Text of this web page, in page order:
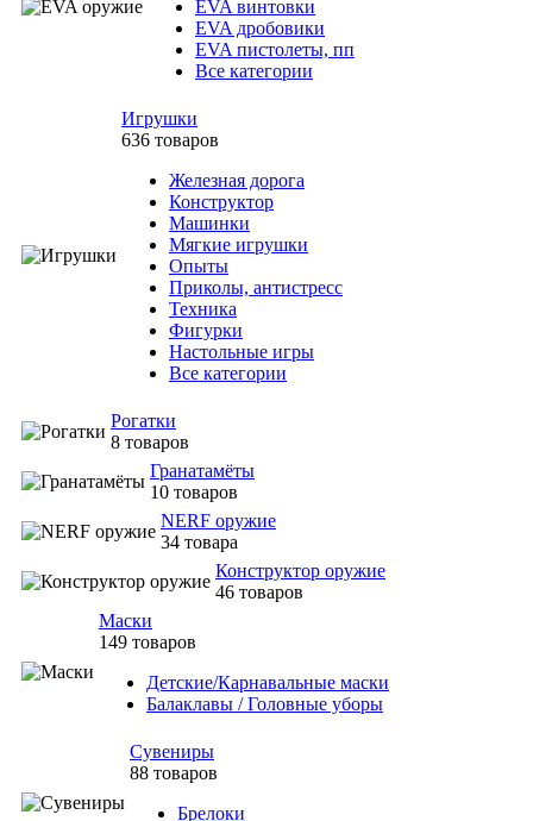
EVA винтовки
EVA дробовики
EVA пистолеты, пп
Все категории
Игрушки
636 товаров
Железная дорога
Конструктор
Машинки
Мягкие игрушки
Опыты
Приколы, антистресс
Техника
Фигурки
Настольные игры
Все категории
Рогатки
8 товаров
Гранатамёты
10 товаров
NERF оружие
34 товара
Конструктор оружие
46 товаров
Маски
149 товаров
Детские/Карнавальные маски
Балаклавы / Головные уборы
Сувениры
88 товаров
Брелоки